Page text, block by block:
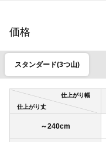
価格
スタンダード(3つ山)
仕上がり幅
仕上がり丈
～240cm